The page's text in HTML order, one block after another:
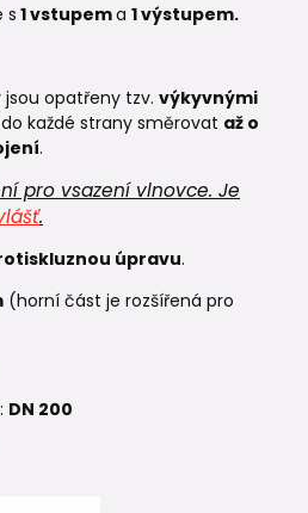
s 1 vstupema 1 výstupem.
opatřeny tzv. výkyvnými
každé strany směrovat až o
.
pro vsazení vlnovce. Je
.
úpravu.
(horní část je rozšířená pro
DN 200